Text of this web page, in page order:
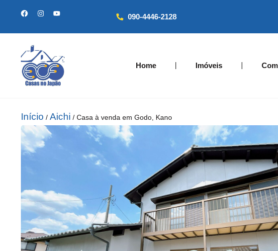
090-4446-2128
Home Imóveis
Início / Aichi / Casa à venda em Godo, Kano